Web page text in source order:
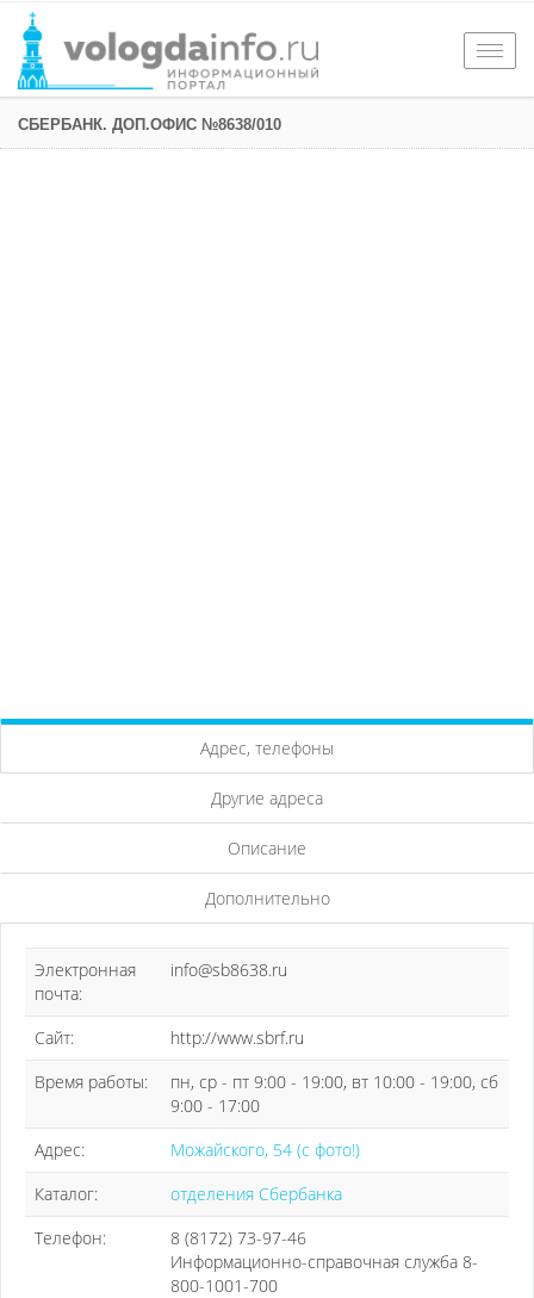
СБЕРБАНК. ДОП.ОФИС №8638/010
Адрес, телефоны
Другие адреса
Описание
Дополнительно
Электронная
почта:
info@sb8638.ru
Сайт:
http://www.sbrf.ru
Время работы:
пн, ср - пт 9:00 - 19:00, вт 10:00 - 19:00, сб
9:00 - 17:00
Адрес:
Можайского, 54 (с фото!)
Каталог:
отделения Сбербанка
Телефон:
8 (8172) 73-97-46
Информационно-справочная служба 8-
800-1001-700